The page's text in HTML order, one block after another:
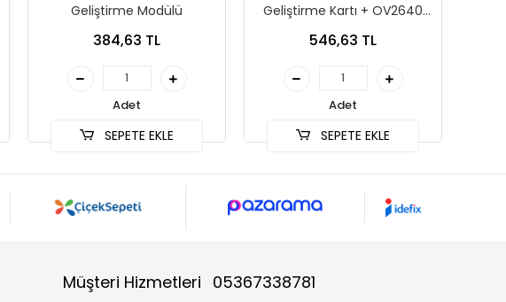
Geliştirme Modülü
384,63 TL
Adet
SEPETE EKLE
Geliştirme Kartı + OV2640
546,63 TL
Adet
SEPETE EKLE
Müşteri Hizmetleri 05367338781